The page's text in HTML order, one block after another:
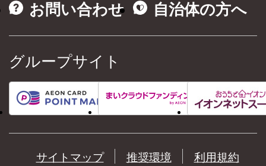
お問い合わせ
自治体の方へ
グループサイト
サイトマップ 推奨環境 利用規約